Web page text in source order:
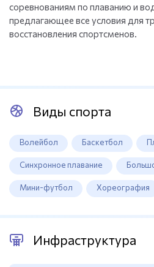
соревнованиям по плаванию и
предлагающее все условия для
восстановления спортсменов.
Виды спорта
Волейбол Баскетбол
Синхронное плавание
Мини-футбол Хореография
Инфраструктура